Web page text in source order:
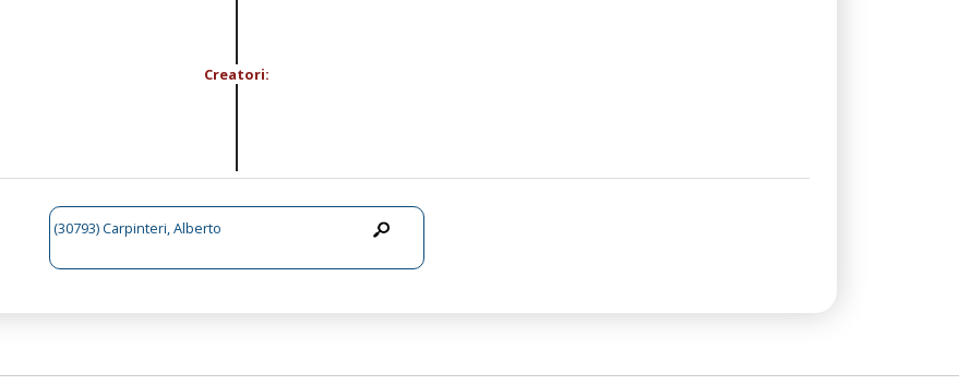
Creatori:
(30793) Carpinteri, Alberto